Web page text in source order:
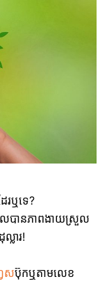
រឬទេ?
លបានភាពងាយស្រួល
លារ!
សប៊ុកឬតាមលេខ